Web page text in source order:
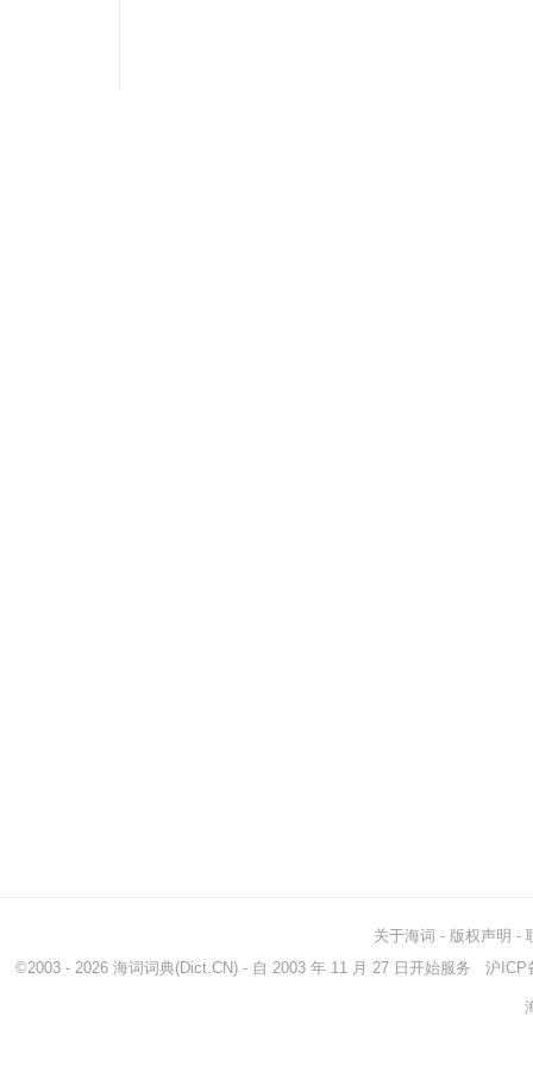
关于海词 - 版权声明 -
©2003 - 2026 海词词典(Dict.CN) - 自 2003 年 11 月 27 日开始服务 沪ICP